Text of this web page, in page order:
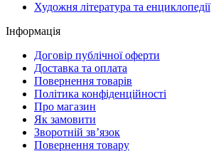
Художня література та енциклопедії
Інформація
Договір публічної оферти
Доставка та оплата
Повернення товарів
Політика конфіденційності
Про магазин
Як замовити
Зворотній зв’язок
Повернення товару